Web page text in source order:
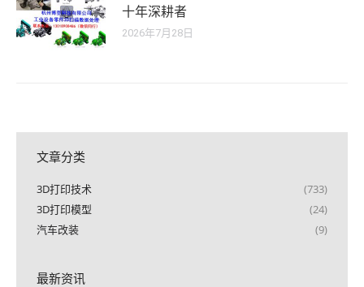
十年深耕者
2026年7月28日
文章分类
3D打印技术
(733)
3D打印模型
(24)
汽车改装
(9)
最新资讯